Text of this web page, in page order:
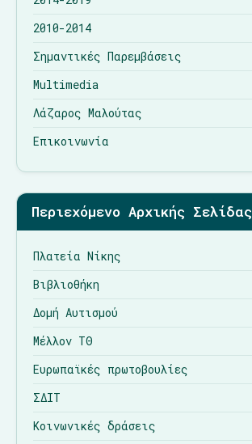
2010-2014
Σημαντικές Παρεμβάσεις
Multimedia
Λάζαρος Μαλούτας
Επικοινωνία
Περιεχόμενο Αρχικής Σελίδας
Πλατεία Νίκης
Βιβλιοθήκη
Δομή Αυτισμού
Μέλλον ΤΘ
Ευρωπαϊκές πρωτοβουλίες
ΣΔΙΤ
Κοινωνικές δράσεις